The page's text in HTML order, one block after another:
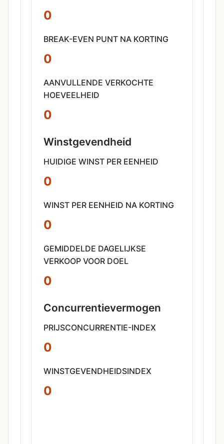
0
BREAK-EVEN PUNT NA KORTING
0
AANVULLENDE VERKOCHTE
HOEVEELHEID
0
Winstgevendheid
HUIDIGE WINST PER EENHEID
0
WINST PER EENHEID NA KORTING
0
GEMIDDELDE DAGELIJKSE
VERKOOP VOOR DOEL
0
Concurrentievermogen
PRIJSCONCURRENTIE-INDEX
0
WINSTGEVENDHEIDSINDEX
0